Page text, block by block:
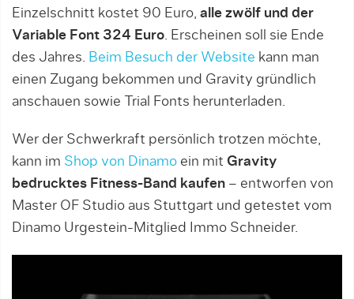
Einzelschnitt kostet 90 Euro, alle zwölf und der
Variable Font 324 Euro. Erscheinen soll sie Ende
des Jahres. Beim Besuch der Website kann man
einen Zugang bekommen und Gravity gründlich
anschauen sowie Trial Fonts herunterladen.
Wer der Schwerkraft persönlich trotzen möchte,
kann im Shop von Dinamo ein mit Gravity
bedrucktes Fitness-Band kaufen – entworfen von
Master OF Studio aus Stuttgart und getestet vom
Dinamo Urgestein-Mitglied Immo Schneider.